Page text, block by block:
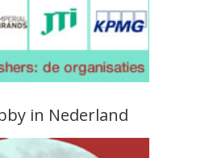
in Nederland